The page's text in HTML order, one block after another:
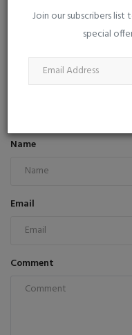
Join our subscribers
special
saurashtrabhoomi Jun 23, 2026
FACEBOOK
Name
Email
Comment